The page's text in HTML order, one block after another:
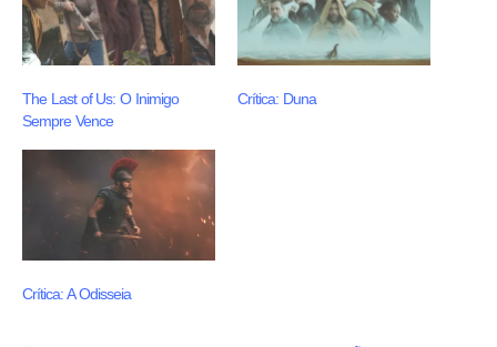
The Last of Us: O Inimigo
Sempre Vence
Crítica: Duna
Crítica: A Odisseia